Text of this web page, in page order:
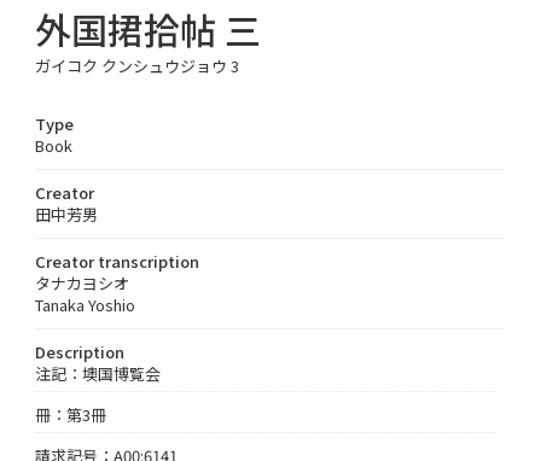
外国捃拾帖 三
ガイコク クンシュウジョウ 3
Type
Book
Creator
田中芳男
Creator transcription
タナカヨシオ
Tanaka Yoshio
Description
注記：墺国博覧会
冊：第3冊
請求記号：A00:6141